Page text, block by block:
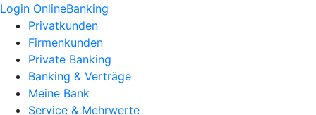
Login OnlineBanking
Privatkunden
Firmenkunden
Private Banking
Banking & Verträge
Meine Bank
Service & Mehrwerte